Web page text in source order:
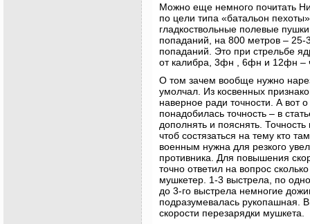
Можно еще немного почитать
по цели типа «батальон
гладкоствольные полевые
попаданий, на 800 метров –
попаданий. Это при стрельбе
от калибра, 3фн , 6фн и 12фн –
О том зачем вообще нужно
умолчал. Из косвенных
наверное ради точности. А вот
понадобилась точность – в
дополнять и пояснять.
чтоб состязаться на тему кто
военным нужна для резкого
противника. Для повышения
точно ответил на вопрос
мушкетер. 1-3 выстрела, по
до 3-го выстрела немногие
подразумевалась рукопашная.
скорости перезарядки мушкета.